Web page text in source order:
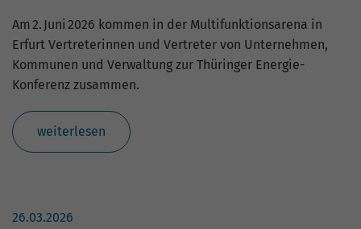
Am 2. Juni 2026 kommen in der Multifunktionsarena in
Erfurt Vertreterinnen und Vertreter von Unternehmen,
Kommunen und Verwaltung zur Thüringer Energie-
Konferenz zusammen.
weiterlesen
26.03.2026
Laufzeit 1 Tag
Zweck
um Informationen darüber zu speichern,
wie Besucher eine Website nutzen, und
hilft bei der Erstellung eines